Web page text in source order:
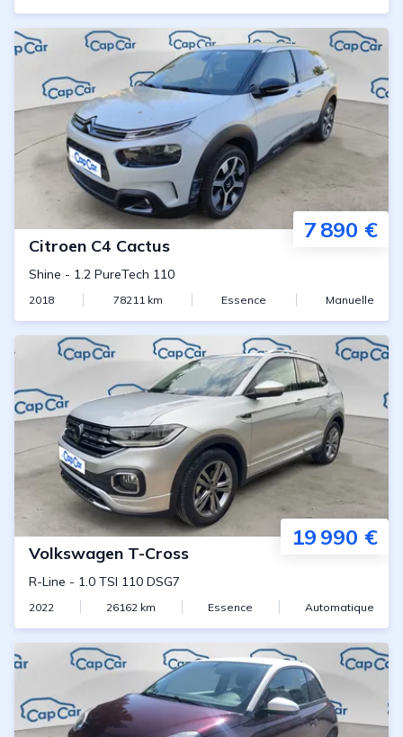
7 890 €
Citroen C4 Cactus
Shine - 1.2 PureTech 110
2018 78211km Essence Manuelle
19 990 €
Volkswagen T-Cross
R-Line - 1.0 TSI 110 DSG7
2022 26162 km Essence Automatique